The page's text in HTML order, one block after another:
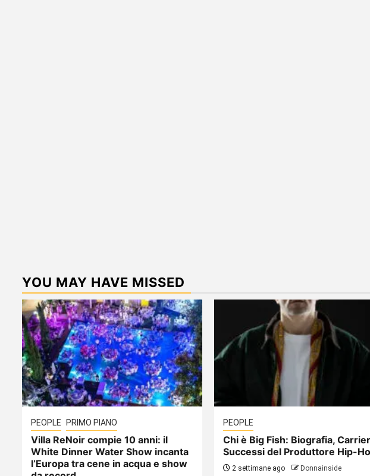
YOU MAY HAVE MISSED
PEOPLE PRIMO PIANO
Villa ReNoir compie 10 anni: il
White Dinner Water Show incanta
l’Europa tra cene in acqua e show
PEOPLE
Chi è Big Fish: Biografia,
Successi del Produttore Hip-
2 settimane ago Donnainside